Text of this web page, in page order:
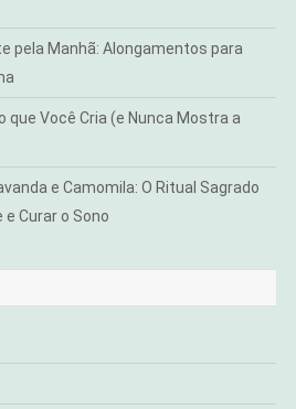
pela Manhã: Alongamentos para
que Você Cria (e Nunca Mostra a
e Camomila: O Ritual Sagrado
Curar o Sono